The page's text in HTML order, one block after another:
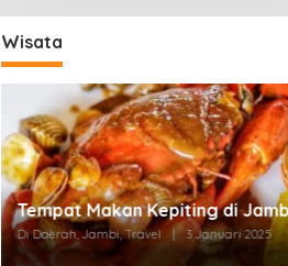
Wisata
Tempat Makan di Thehok Jambi
Di Daerah, Jambi, Travel | 3 Januari 2025